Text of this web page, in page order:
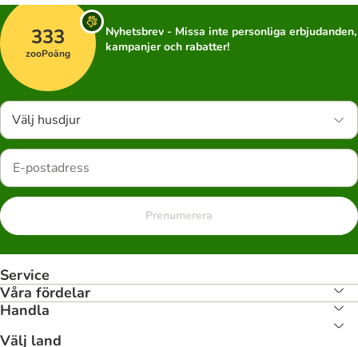
333
zooPoäng
Nyhetsbrev - Missa inte personliga erbjudanden,
kampanjer och rabatter!
Välj husdjur
Prenumerera
Service
Våra fördelar
Handla
Välj land